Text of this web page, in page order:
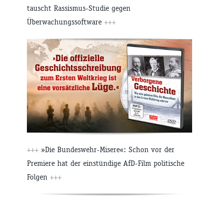
tauscht Rassismus-Studie gegen
Überwachungssoftware +++
+++ »Die Bundeswehr-Misere«: Schon vor der
Premiere hat der einstündige AfD-Film politische
Folgen +++